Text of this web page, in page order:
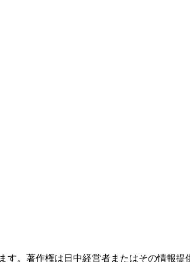
。著作権は日中経営者またはその情報提